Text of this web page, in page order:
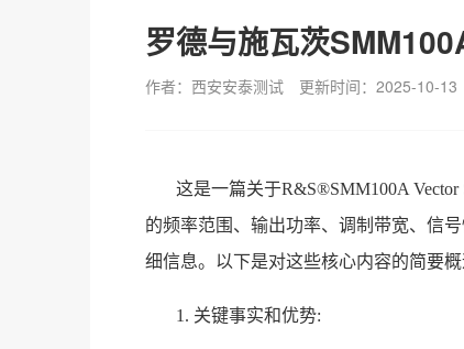
罗德与施瓦茨
作者：西安安泰测试 更新时间：2025-10-13
这是一篇关于R&S®SMM100A
的频率范围、输出功率、调制带宽、信
细信息。以下是对这些核心内容的简要概
1. 关键事实和优势: